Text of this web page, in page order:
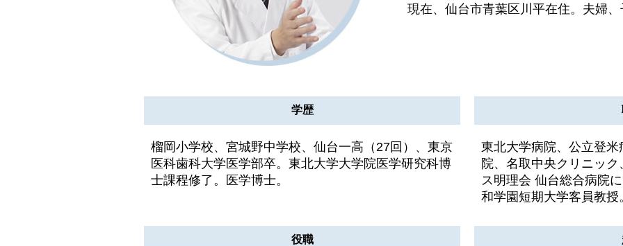
現在、仙台市青葉区川平在住。夫婦
学歴
榴岡小学校、宮城野中学校、仙台一高（27回）、東京
医科歯科大学医学部卒。東北大学大学院医学研究科博
士課程修了。医学博士。
東北大学病院、公立登
院、名取中央クリニッ
ス明理会 仙台総合病院
和学園短期大学客員教授
役職